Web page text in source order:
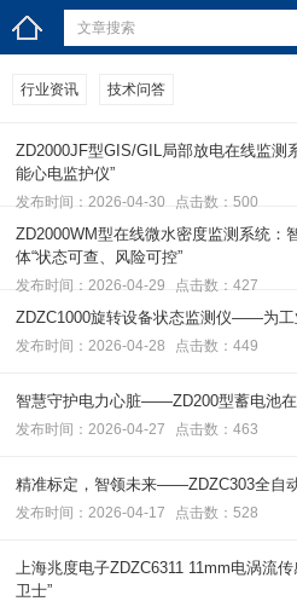
行业资讯 技术问答
ZD2000JF型GIS/GIL局部放电在线监
能心电监护仪”
发布时间：2026-04-30 点击数：500
ZD2000WM型在线微水密度监测系统：
体“状态可查、风险可控”
发布时间：2026-04-29 点击数：427
ZDZC1000旋转设备状态监测仪——为工
发布时间：2026-04-28 点击数：449
智慧守护电力心脏——ZD200型蓄电池
发布时间：2026-04-27 点击数：463
精准标定，智领未来——ZDZC303全自
发布时间：2026-04-17 点击数：528
上海兆度电子ZDZC6311 11mm电涡流
卫士”